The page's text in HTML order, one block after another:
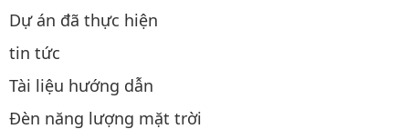
Dự án đã thực hiện
tin tức
Tài liệu hướng dẫn
Đèn năng lượng mặt trời